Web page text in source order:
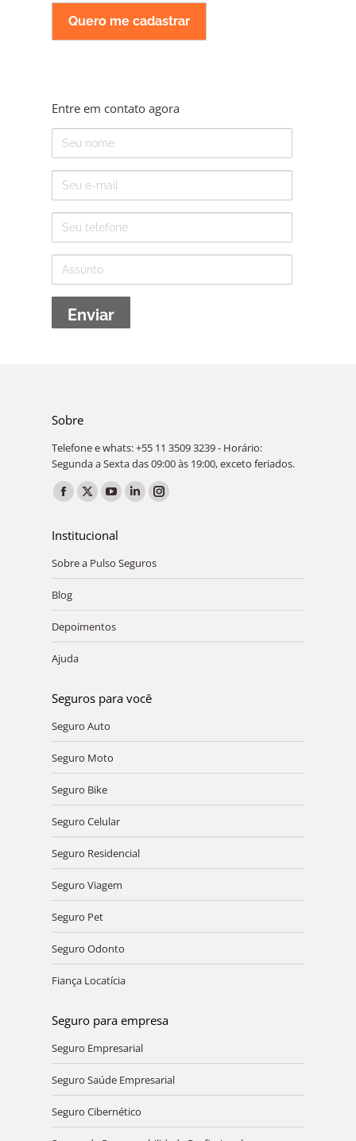
Entre em contato agora
Nome
mail
Telefone
Assunto
Sobre
Telefone e whats: +55 11 3509 3239 - Horário:
Segunda a Sexta das 09:00 às 19:00, exceto feriados.
Encontre-nos em:
Facebook
opens
in
window
X
opens
in
YouTube
opens
in
Linkedin
in
Instagram
Institucional
Sobre a Pulso Seguros
Blog
Depoimentos
Ajuda
Seguros para você
Seguro Auto
Seguro Moto
Seguro Bike
Seguro Celular
Seguro Residencial
Seguro Viagem
Seguro Pet
Seguro Odonto
Fiança Locatícia
Seguro para empresa
Seguro Empresarial
Seguro Saúde Empresarial
Seguro Cibernético